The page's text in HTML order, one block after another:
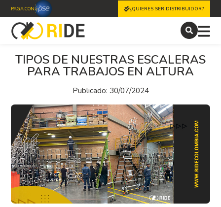
PAGA CON ¿QUIERES SER DISTRIBUIDOR?
TIPOS DE NUESTRAS ESCALERAS
PARA TRABAJOS EN ALTURA
Publicado: 30/07/2024